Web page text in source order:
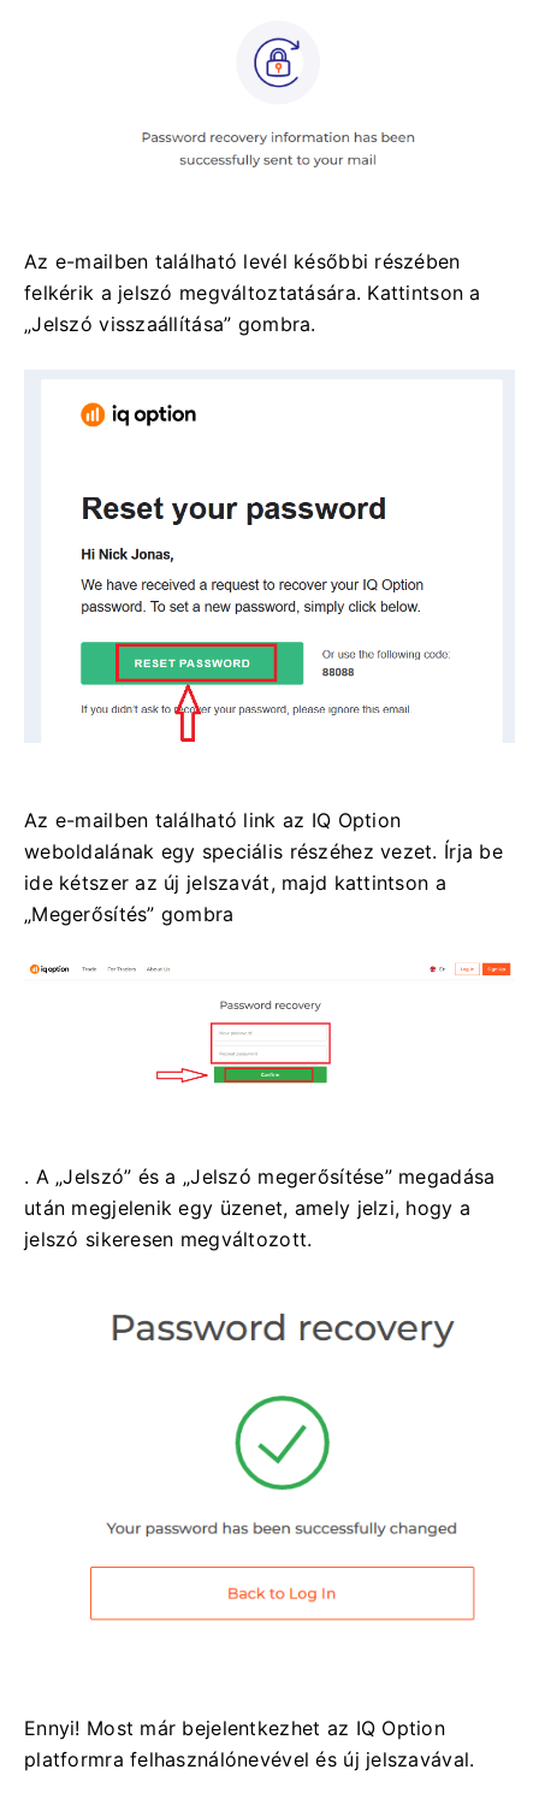
Az e-mailben található levél későbbi részében
felkérik a jelszó megváltoztatására. Kattintson a
„Jelszó visszaállítása” gombra.
Az e-mailben található link az IQ Option
weboldalának egy speciális részéhez vezet. Írja be
ide kétszer az új jelszavát, majd kattintson a
„Megerősítés” gombra
. A „Jelszó” és a „Jelszó megerősítése” megadása
után megjelenik egy üzenet, amely jelzi, hogy a
jelszó sikeresen megváltozott.
Ennyi! Most már bejelentkezhet az IQ Option
platformra felhasználónevével és új jelszavával.